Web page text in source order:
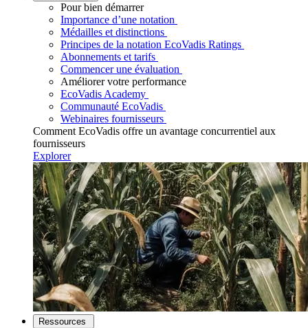
Pour bien démarrer
Importance d’une notation
Médailles et distinctions
Principes de la notation EcoVadis Ratings
Abonnements et tarifs
Commencer une évaluation
Améliorer votre performance
EcoVadis Academy
Communauté EcoVadis
Webinaires fournisseurs
Comment EcoVadis offre un avantage concurrentiel aux
fournisseurs
Explorer
Ressources